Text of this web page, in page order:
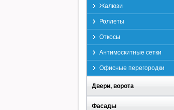
Жалюзи
Роллеты
Откосы
Антимоскитные сетки
Офисные перегородки
Двери, ворота
Фасады